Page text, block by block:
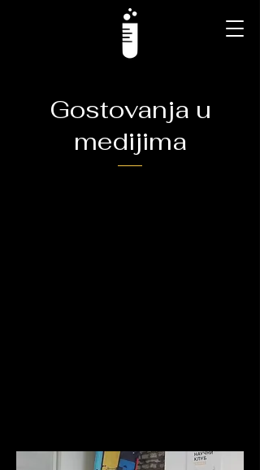
Gostovanja u
medijima